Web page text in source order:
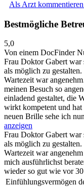
Als Arzt kommentieren
Bestmögliche
5,0
Von einem DocFinder
Frau Doktor Gabert war
als möglich zu
Wartezeit war
meinen Besuch so
einladend gestaltet, die
wirkt kompetent und
neuen Brille sehe ich
anzeigen
Frau Doktor Gabert war
als möglich zu
Wartezeit war
mich ausführlichst
wieder so gut wie vor 30
Einfühlungsvermögen